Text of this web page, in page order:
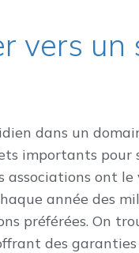
vers un
dans un
importants pour
associations ont
année des
préférées. On
des